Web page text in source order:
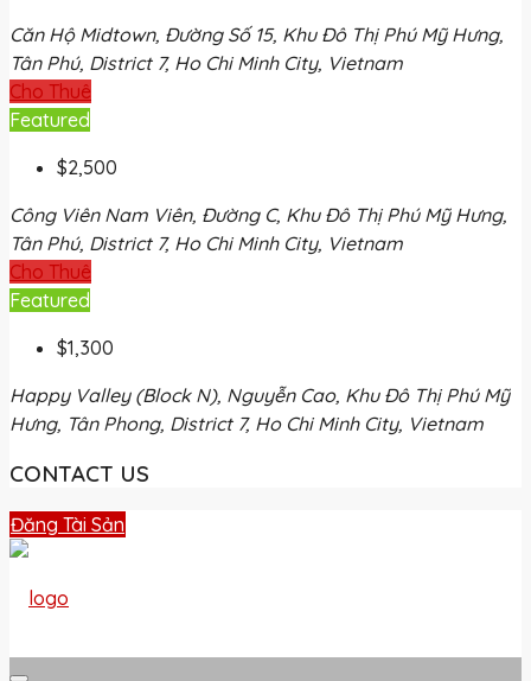
Căn Hộ Midtown, Đường Số 15, Khu Đô Thị Phú Mỹ Hưng,
Tân Phú, District 7, Ho Chi Minh City, Vietnam
Cho Thuê
Featured
$2,500
Công Viên Nam Viên, Đường C, Khu Đô Thị Phú Mỹ Hưng,
Tân Phú, District 7, Ho Chi Minh City, Vietnam
Cho Thuê
Featured
$1,300
Happy Valley (Block N), Nguyễn Cao, Khu Đô Thị Phú Mỹ
Hưng, Tân Phong, District 7, Ho Chi Minh City, Vietnam
CONTACT US
Đăng Tài Sản